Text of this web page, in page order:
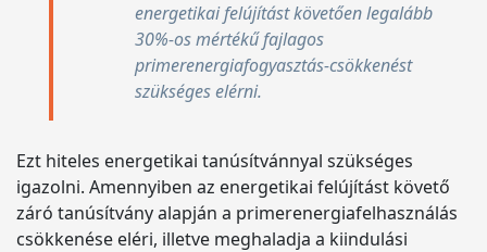
energetikai felújítást követően legalább
30%-os mértékű fajlagos
primerenergiafogyasztás-csökkenést
szükséges elérni.
Ezt hiteles energetikai tanúsítvánnyal szükséges
igazolni. Amennyiben az energetikai felújítást követő
záró tanúsítvány alapján a primerenergiafelhasználás
csökkenése eléri, illetve meghaladja a kiindulási